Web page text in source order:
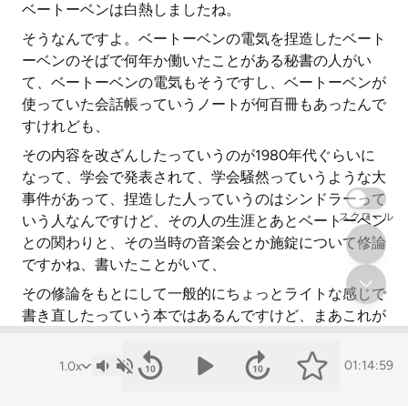
ベートーベンは白熱しましたね。
そうなんですよ。ベートーベンの電気を捏造したベート
ーベンのそばで何年か働いたことがある秘書の人がい
て、ベートーベンの電気もそうですし、ベートーベンが
使っていた会話帳っていうノートが何百冊もあったんで
すけれども、
その内容を改ざんしたっていうのが1980年代ぐらいに
なって、学会で発表されて、学会騒然っていうような大
事件があって、捏造した人っていうのはシンドラーって
いう人なんですけど、その人の生涯とあとベートーベン
との関わりと、その当時の音楽会とか施錠について修論
ですかね、書いたことがいて、
その修論をもとにして一般的にちょっとライトな感じで
書き直したっていう本ではあるんですけど、まあこれが
剛というか愛というか。
01:14:59
スクロール